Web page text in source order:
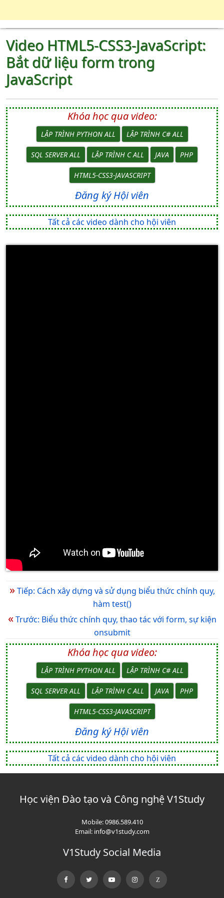
Video HTML5-CSS3-JavaScript:
Bắt dữ liệu form trong
JavaScript
Khóa học qua video:
LẬP TRÌNH PYTHON ALL LẬP TRÌNH C# ALL
SQL SERVER ALL LẬP TRÌNH C ALL JAVA PHP
HTML5-CSS3-JAVASCRIPT
Đăng ký Hội viên
Tất cả các video dành cho hội viên
»Tiếp: Cách xây dựng và sử dụng biểu thức chính quy,
hàm test()
«Trước: Biểu thức chính quy, thao tác với form, sự kiện
onsubmit
Khóa học qua video:
LẬP TRÌNH PYTHON ALL LẬP TRÌNH C# ALL
SQL SERVER ALL LẬP TRÌNH C ALL JAVA PHP
HTML5-CSS3-JAVASCRIPT
Đăng ký Hội viên
Tất cả các video dành cho hội viên
Học viện Đào tạo và Công nghệ V1Study
Mobile:0986.589.410
Email: info@v1study.com
V1Study Social Media